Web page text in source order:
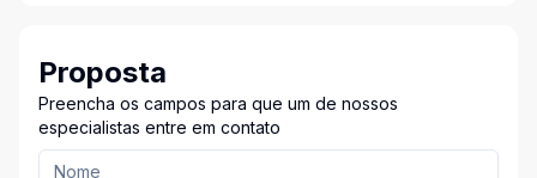
Proposta
Preencha os campos para que um de nossos
especialistas entre em contato